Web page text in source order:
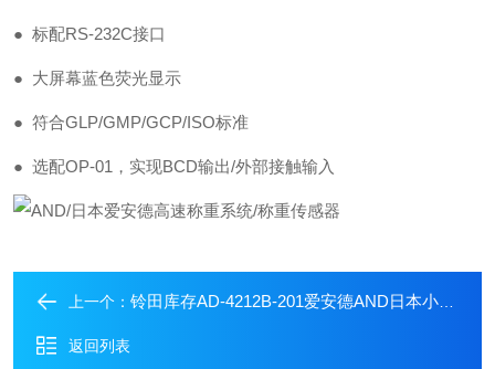
● 标配RS-232C接口
● 大屏幕蓝色荧光显示
● 符合GLP/GMP/GCP/ISO标准
● 选配OP-01，实现BCD输出/外部接触输入
上一个： 铃田库存AD-4212B-201爱安德AND日本小型高速称重系统/称重传感器
返回列表